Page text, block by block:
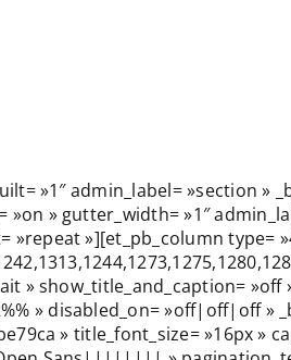
»1″ admin_label= »section »
»on » gutter_width= »1″
»repeat »][et_pb_column type=
» show_title_and_caption= »off
» disabled_on= »off|off|off
» title_font_size= »16px